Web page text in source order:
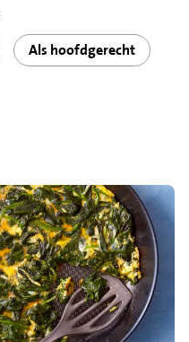
Als hoofdgerecht